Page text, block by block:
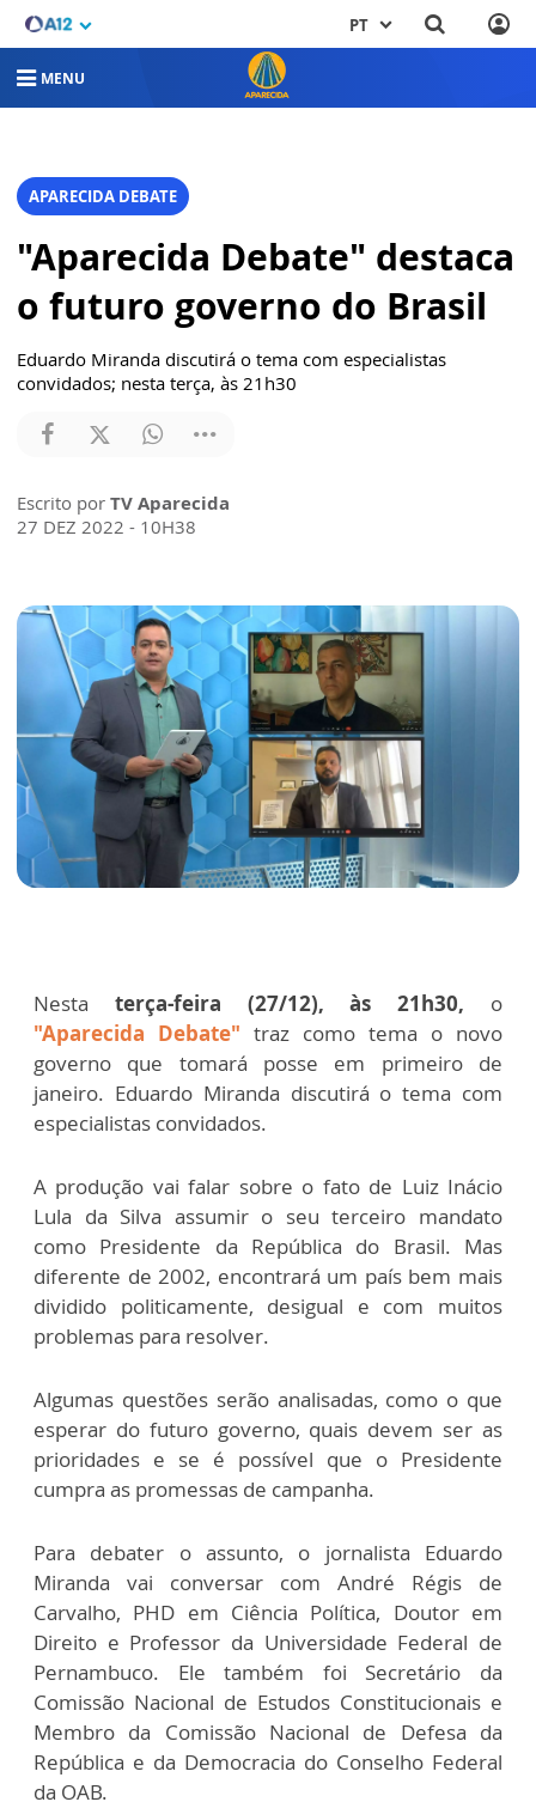
PT
MENU
APARECIDA DEBATE
"Aparecida Debate" destaca
o futuro governo do Brasil
Eduardo Miranda discutirá o tema com especialistas
convidados; nesta terça, às 21h30
Escrito por TV Aparecida
27 DEZ 2022 - 10H38
Nesta terça-feira (27/12), às 21h30, o
"Aparecida Debate" traz como tema o novo
governo que tomará posse em primeiro de
janeiro. Eduardo Miranda discutirá o tema com
especialistas convidados.
A produção vai falar sobre o fato de Luiz Inácio
Lula da Silva assumir o seu terceiro mandato
como Presidente da República do Brasil. Mas
diferente de 2002, encontrará um país bem mais
dividido politicamente, desigual e com muitos
problemas para resolver.
Algumas questões serão analisadas, como o que
esperar do futuro governo, quais devem ser as
prioridades e se é possível que o Presidente
cumpra as promessas de campanha.
Para debater o assunto, o jornalista Eduardo
Miranda vai conversar com André Régis de
Carvalho, PHD em Ciência Política, Doutor em
Direito e Professor da Universidade Federal de
Pernambuco. Ele também foi Secretário da
Comissão Nacional de Estudos Constitucionais e
Membro da Comissão Nacional de Defesa da
República e da Democracia do Conselho Federal
da OAB.